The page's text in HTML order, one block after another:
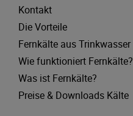
Kontakt
Die Vorteile
Fernkälte aus Trinkwasser
Wie funktioniert Fernkälte?
Was ist Fernkälte?
Preise & Downloads Kälte